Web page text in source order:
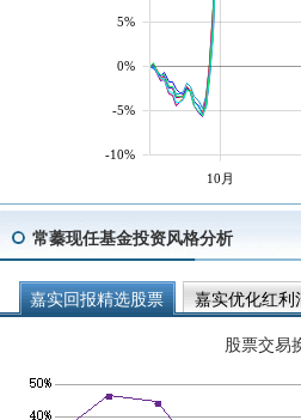
10月
-10%
-5%
0%
5%
常蓁现任基金投资风格分析
嘉实回报精选股票 嘉实优化红利
嘉实回报混
股票交易